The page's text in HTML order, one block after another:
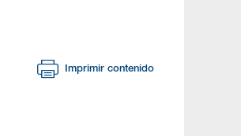
Imprimir contenido